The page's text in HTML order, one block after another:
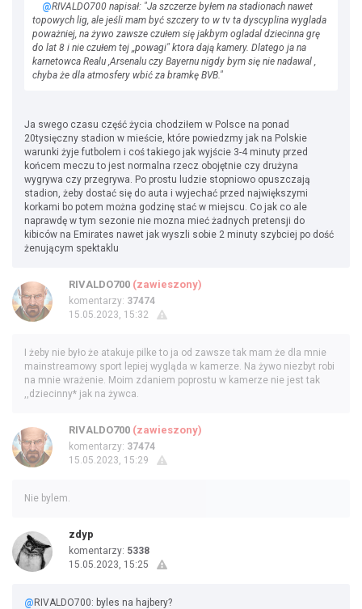
@RIVALDO700 napisał: "Ja szczerze byłem na stadionach nawet
topowych lig, ale jeśli mam być szczery to w tv ta dyscyplina wyglada
poważniej, na żywo zawsze czułem się jakbym ogladal dziecinna grę
do lat 8 i nie czułem tej ,,powagi" ktora dają kamery. Dlatego ja na
karnetowca Realu ,Arsenalu czy Bayernu nigdy bym się nie nadawal ,
chyba że dla atmosfery wbić za bramkę BVB."
Ja swego czasu część życia chodziłem w Polsce na ponad
20tysięczny stadion w mieście, które powiedzmy jak na Polskie
warunki żyje futbolem i coś takiego jak wyjście 3-4 minuty przed
końcem meczu to jest normalna rzecz obojętnie czy drużyna
wygrywa czy przegrywa. Po prostu ludzie stopniowo opuszczają
stadion, żeby dostać się do auta i wyjechać przed największymi
korkami bo potem można godzinę stać w miejscu. Co jak co ale
naprawdę w tym sezonie nie mozna mieć żadnych pretensji do
kibiców na Emirates nawet jak wyszli sobie 2 minuty szybciej po dość
żenującym spektaklu
RIVALDO700 (zawieszony)
komentarzy: 37474
15.05.2023, 15:32
I żeby nie było że atakuje pilke to ja od zawsze tak mam że dla mnie
mainstreamowy sport lepiej wygląda w kamerze. Na żywo niezbyt robi
na mnie wrażenie. Moim zdaniem poprostu w kamerze nie jest tak
,,dziecinny* jak na żywca.
RIVALDO700 (zawieszony)
komentarzy: 37474
15.05.2023, 15:29
Nie bylem.
zdyp
komentarzy: 5338
15.05.2023, 15:25
@ RIVALDO700: byles na hajbery?